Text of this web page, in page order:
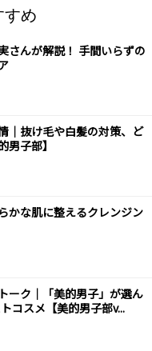
すめ
さんが解説！ 手間いらずの
｜抜け毛や白髪の対策、ど
男子部】
かな肌に整えるクレンジン
ーク｜「美的男子」が選ん
コスメ【美的男子部v...